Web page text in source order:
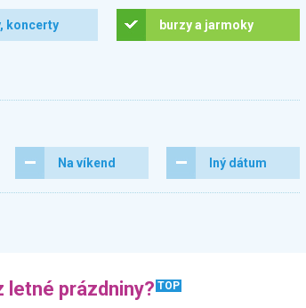
koncerty burzy a jarmoky
Na víkend Iný dátum
letné prázdniny? TOP